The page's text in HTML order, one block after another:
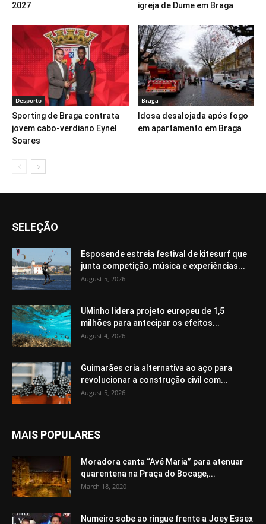
2027
igreja de Dume em Braga
Desporto
Sporting de Braga contrata
jovem cabo-verdiano Eynel
Soares
Braga
Idosa desalojada após fogo
em apartamento em Braga
SELEÇÃO
Esposende estreia festival de kitesurf que
junta competição, música e experiências...
August 5, 2026
UMinho lidera projeto europeu de 1,5
milhões para antecipar os efeitos...
August 4, 2026
Guimarães cria alternativa ao aço para
revolucionar a construção civil com...
August 5, 2026
MAIS POPULARES
Moradora canta “Avé Maria” para atenuar
quarentena na Praça do Bocage,...
March 18, 2020
Numeiro sobe ao ringue frente a Joey Essex